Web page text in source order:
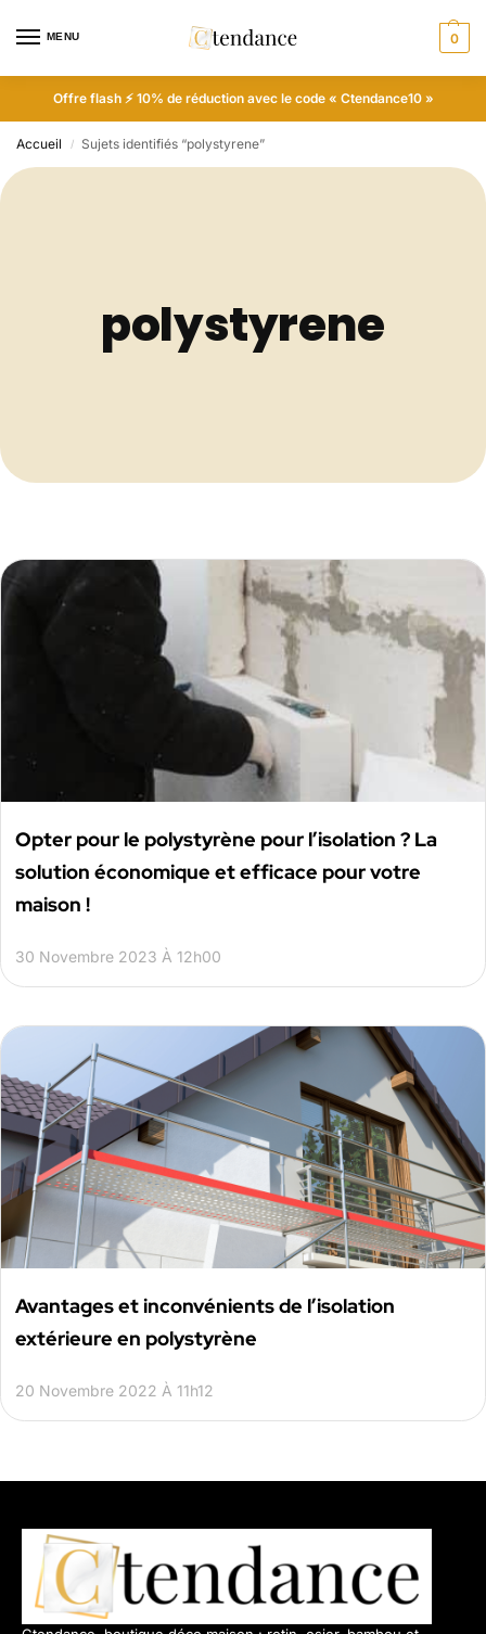
MENU 0
Offre flash ⚡ 10% de réduction avec le code « Ctendance10 »
Accueil / Sujets identifiés “polystyrene”
polystyrene
Opter pour le polystyrène pour l’isolation ? La
solution économique et efficace pour votre
maison !
30 Novembre 2023 À 12h00
Avantages et inconvénients de l’isolation
extérieure en polystyrène
20 Novembre 2022 À 11h12